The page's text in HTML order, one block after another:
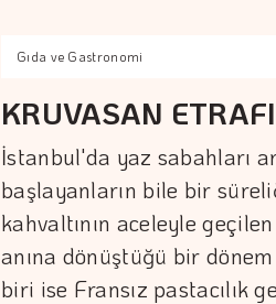
Gıda ve Gastronomi
KRUVASAN
İstanbul'da yaz sabahları
başlayanların bile bir
kahvaltının aceleyle
anına dönüştüğü bir
biri ise Fransız pastacılık